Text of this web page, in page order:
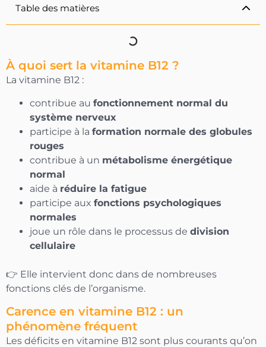
-10% OFFERTS
OBTENIR MON CODE
En vous inscrivant vous acceptez de recevoir
nos communications
Table des matières
À quoi sert la vitamine B12 ?
La vitamine B12 :
contribue au fonctionnement normal du
système nerveux
participe à la formation normale des globules
rouges
contribue à un métabolisme énergétique
normal
aide à réduire la fatigue
participe aux fonctions psychologiques
normales
joue un rôle dans le processus de division
cellulaire
👉 Elle intervient donc dans de nombreuses
fonctions clés de l’organisme.
Carence en vitamine B12 : un
phénomène fréquent
Les déficits en vitamine B12 sont plus courants qu’on